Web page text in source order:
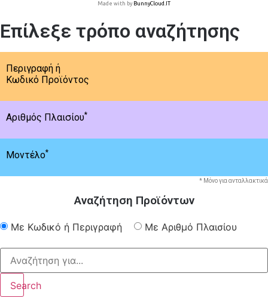
Made with by BunnyCloud.IT
Επίλεξε τρόπο αναζήτησης
Περιγραφή ή
Κωδικό Προϊόντος
Αριθμός Πλαισίου*
Μοντέλο*
* Μόνο για ανταλλακτικά
Αναζήτηση Προϊόντων
Με Κωδικό ή Περιγραφή Με Αριθμό Πλαισίου
Search